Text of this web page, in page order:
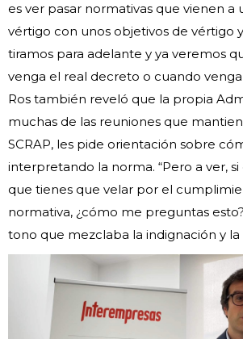
es ver pasar normativas que vienen a
vértigo con unos objetivos de vértigo
tiramos para adelante y ya veremos
venga el real decreto o cuando venga
Ros también reveló que la propia
muchas de las reuniones que
SCRAP, les pide orientación sobre
interpretando la norma. “Pero a ver,
que tienes que velar por el
normativa, ¿cómo me preguntas
tono que mezclaba la indignación y la